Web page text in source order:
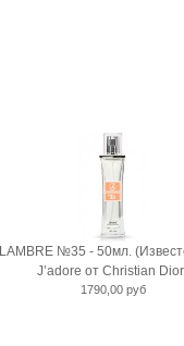
LAMBRE №35 - 50мл.
J’adore от Christian
1790,00 руб